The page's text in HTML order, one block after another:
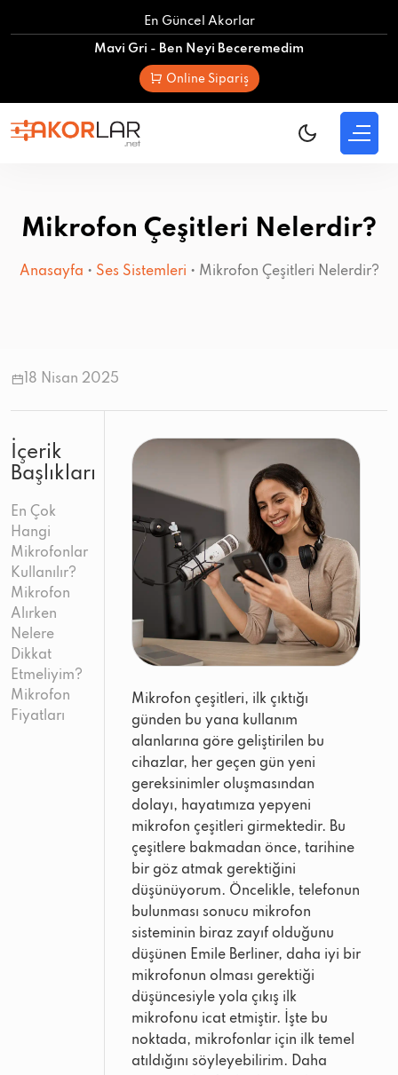
to
En Güncel Akorlar
Mavi Gri - Ben Neyi Beceremedim
Online Sipariş
Mikrofon Çeşitleri Nelerdir?
Anasayfa • Ses Sistemleri • Mikrofon Çeşitleri Nelerdir?
18 Nisan 2025
İçerik
Başlıkları
En Çok
Hangi
Mikrofonlar
Kullanılır?
Mikrofon
Alırken
Nelere
Dikkat
Etmeliyim?
Mikrofon
Fiyatları
Mikrofon çeşitleri, ilk çıktığı
günden bu yana kullanım
alanlarına göre geliştirilen bu
cihazlar, her geçen gün yeni
gereksinimler oluşmasından
dolayı, hayatımıza yepyeni
mikrofon çeşitleri girmektedir. Bu
çeşitlere bakmadan önce, tarihine
bir göz atmak gerektiğini
düşünüyorum. Öncelikle, telefonun
bulunması sonucu mikrofon
sisteminin biraz zayıf olduğunu
düşünen Emile Berliner, daha iyi bir
mikrofonun olması gerektiği
düşüncesiyle yola çıkış ilk
mikrofonu icat etmiştir. İşte bu
noktada, mikrofonlar için ilk temel
atıldığını söyleyebilirim. Daha